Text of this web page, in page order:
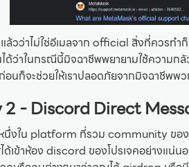
วว่าไม่ใช่อีเมลจาก official สิ่งที่ควรท
ได้ว่าในกรณีนี้มิจฉาชีพพยายามใช้ความก
ก่อนก็จะช่วยให้เราปลอดภัยจากมิจฉาชีพพ
2 - Discord Direct
นึ่งใน platform ที่รวม community ขอ
ด้เข้าห้อง discord ของโปรเจคอย่างแน่